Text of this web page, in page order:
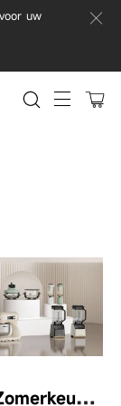
uw
S
Limme Zomerkeuken: Meer Genieten, Minder Keukenstress Met Dreame